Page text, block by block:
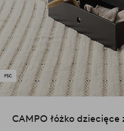
CAMPO łóżko